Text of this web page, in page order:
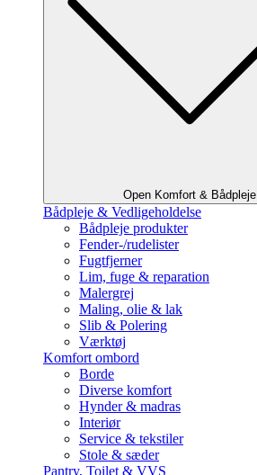
Open Komfort & Bådpleje
Bådpleje & Vedligeholdelse
Bådpleje produkter
Fender-/rudelister
Fugtfjerner
Lim, fuge & reparation
Malergrej
Maling, olie & lak
Slib & Polering
Værktøj
Komfort ombord
Borde
Diverse komfort
Hynder & madras
Interiør
Service & tekstiler
Stole & sæder
Pantry, Toilet & VVS